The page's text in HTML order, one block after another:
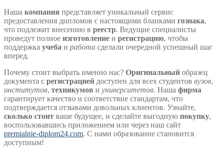
Наша компания представляет уникальный сервис
предоставления дипломов с настоящими бланками гознака,
что подлежит внесению в реестр. Ведущие специалисты
проведут полное изготовление и регистрацию, чтобы
поддержка учеба и работа сделали очередной успешный шаг
вперед.
Почему стоит выбрать именно нас? Оригинальный образец
документа с регистрацией доступен для всех студентов вузов,
институтов, техникумов и университетов. Наша фирма
гарантирует качество и соответствие стандартам, что
подтверждается отзывами довольных клиентов. Узнайте,
сколько стоит ваше будущее, и сделайте выгодную покупку,
воспользовавшись приложением или через наш сайт
premialnie-diplom24.com. С нами образование становится
доступным!